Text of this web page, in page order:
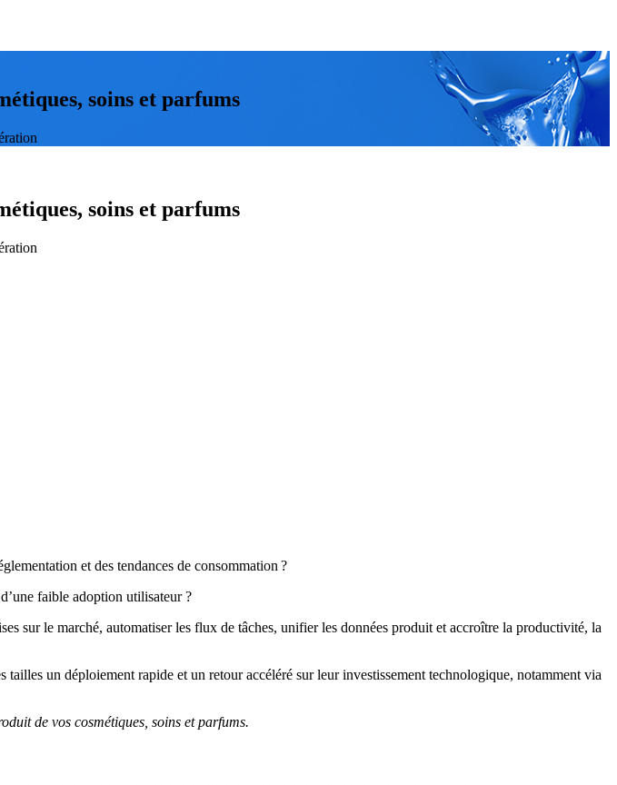
soins et parfums
soins et parfums
et des tendances de consommation ?
faible adoption utilisateur ?
sur le marché, automatiser les flux de tâches, unifier les données produit et accroître la productivité, la
un déploiement rapide et un retour accéléré sur leur investissement technologique, notamment via
de vos cosmétiques, soins et parfums.